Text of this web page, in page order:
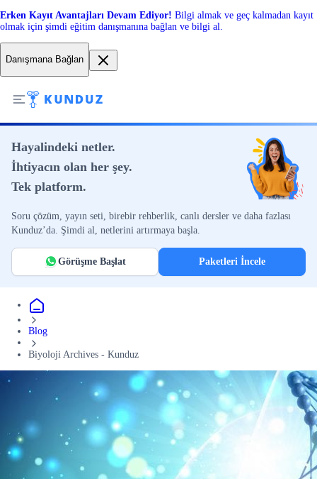
Erken Kayıt Avantajları Devam Ediyor! Bilgi almak ve geç kalmadan kayıt
olmak için şimdi eğitim danışmanına bağlan ve bilgi al.
Danışmana Bağlan
Hayalindeki netler.
İhtiyacın olan her şey.
Tek platform.
Soru çözüm, yayın seti, birebir rehberlik, canlı dersler ve daha fazlası
Kunduz’da. Şimdi al, netlerini artırmaya başla.
Görüşme Başlat Paketleri İncele
Blog
Biyoloji Archives - Kunduz